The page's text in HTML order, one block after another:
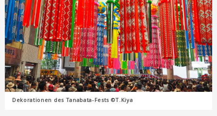
Dekorationen des Tanabata-Fests ©T.Kiya